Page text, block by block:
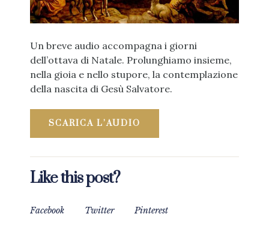
Un breve audio accompagna i giorni
dell’ottava di Natale. Prolunghiamo insieme,
nella gioia e nello stupore, la contemplazione
della nascita di Gesù Salvatore.
SCARICA L’AUDIO
Like this post?
Facebook Twitter Pinterest